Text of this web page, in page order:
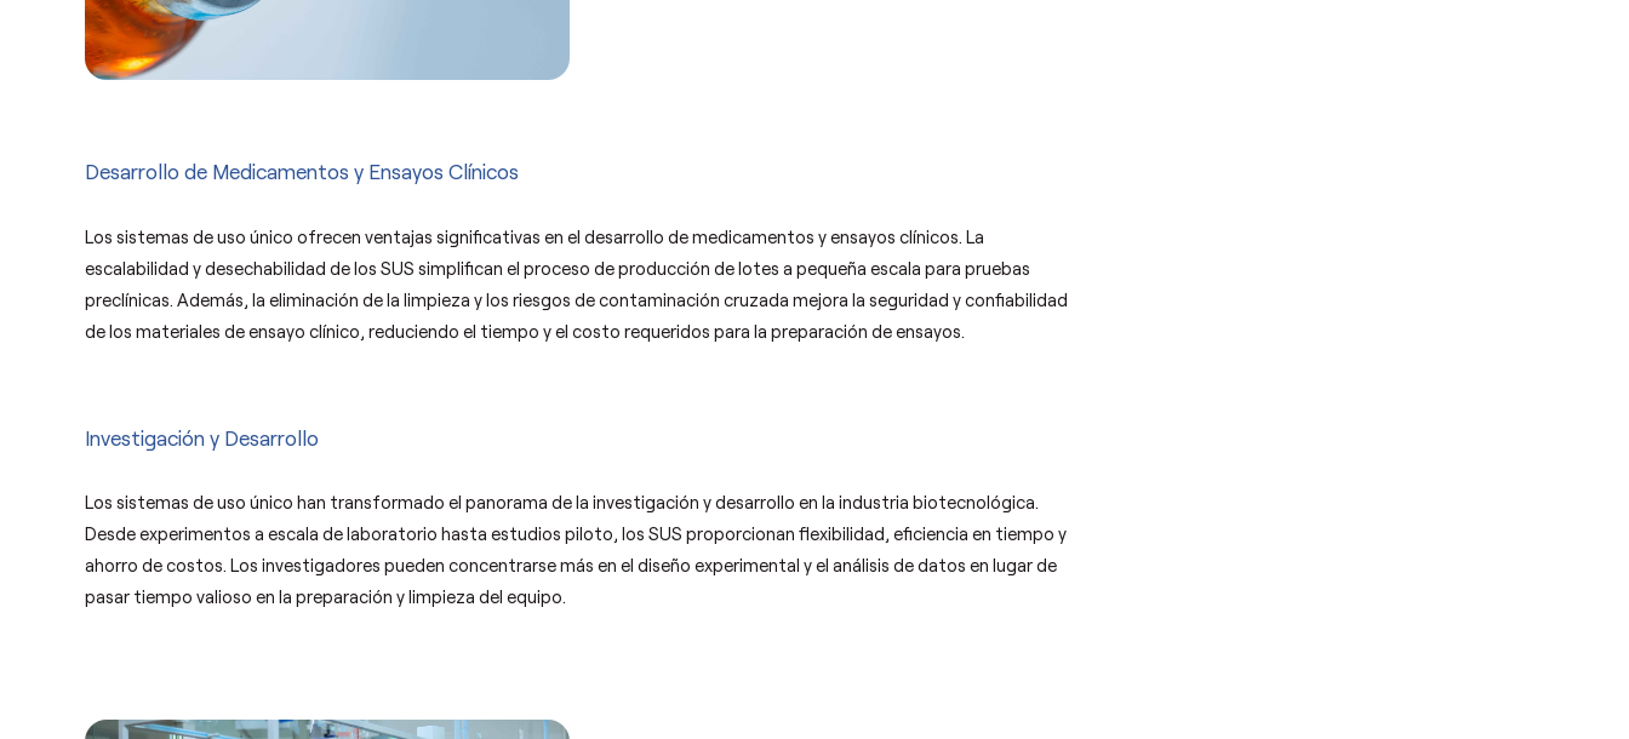
Desarrollo de Medicamentos y Ensayos Clínicos
Los sistemas de uso único ofrecen ventajas significativas en el desarrollo de medicamentos y ensayos clínicos. La
escalabilidad y desechabilidad de los SUS simplifican el proceso de producción de lotes a pequeña escala para pruebas
preclínicas. Además, la eliminación de la limpieza y los riesgos de contaminación cruzada mejora la seguridad y confiabilidad
de los materiales de ensayo clínico, reduciendo el tiempo y el costo requeridos para la preparación de ensayos.
Investigación y Desarrollo
Los sistemas de uso único han transformado el panorama de la investigación y desarrollo en la industria biotecnológica.
Desde experimentos a escala de laboratorio hasta estudios piloto, los SUS proporcionan flexibilidad, eficiencia en tiempo y
ahorro de costos. Los investigadores pueden concentrarse más en el diseño experimental y el análisis de datos en lugar de
pasar tiempo valioso en la preparación y limpieza del equipo.